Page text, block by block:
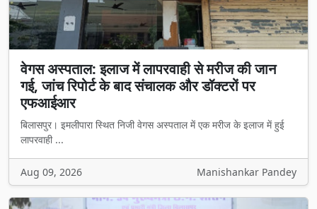
वेगस अस्पताल: इलाज में लापरवाही से मरीज की जान
गई, जांच रिपोर्ट के बाद संचालक और डॉक्टरों पर
एफआईआर
बिलासपुर। इमलीपारा स्थित निजी वेगस अस्पताल में एक मरीज के इलाज में हुई
लापरवाही ...
Aug 09, 2026 Manishankar Pandey